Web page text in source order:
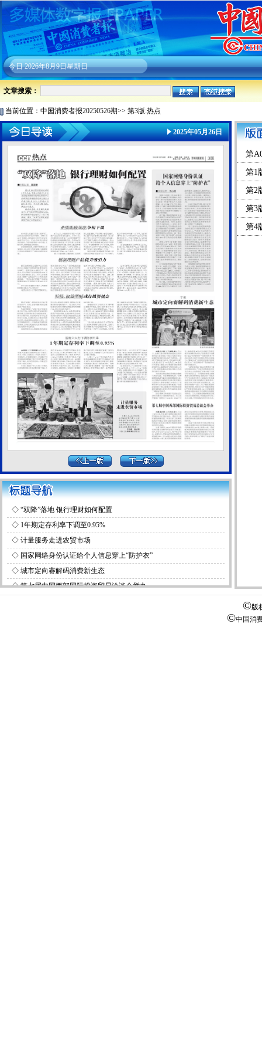
今日2026年8月9日星期日
文章搜索：
当前位置： 中国消费者报20250526期>> 第3版:热点
2025年05月26日
◇ “双降”落地 银行理财如何配置
◇ 1年期定存利率下调至0.95%
◇ 计量服务走进农贸市场
◇ 国家网络身份认证给个人信息穿上“防护衣”
◇ 城市定向赛解码消费新生态
◇第七届中国西部国际投资贸易洽谈会举办
第
第1
第2
第3
第4
©版
©中国消